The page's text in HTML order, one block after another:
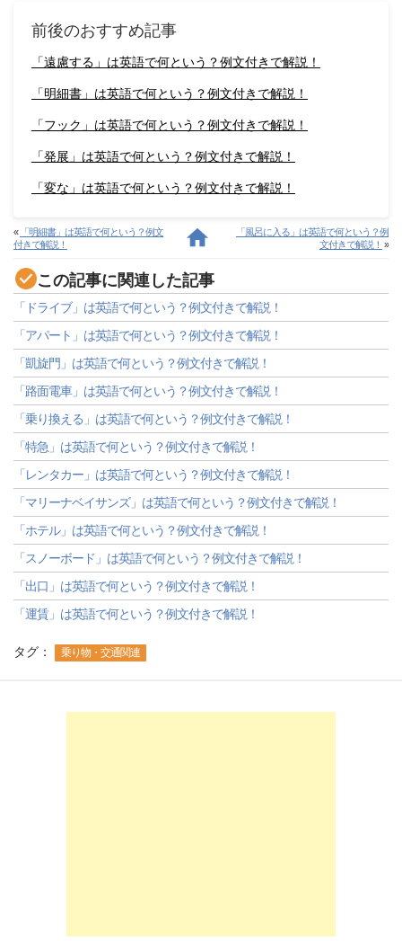
前後のおすすめ記事
「遠慮する」は英語で何という？例文付きで解説！
「明細書」は英語で何という？例文付きで解説！
「フック」は英語で何という？例文付きで解説！
「発展」は英語で何という？例文付きで解説！
「変な」は英語で何という？例文付きで解説！
« 「明細書」は英語で何という？例文
付きで解説！
「風呂に入る」は英語で何という？例
文付きで解説！ »
この記事に関連した記事
「ドライブ」は英語で何という？例文付きで解説！
「アパート」は英語で何という？例文付きで解説！
「凱旋門」は英語で何という？例文付きで解説！
「路面電車」は英語で何という？例文付きで解説！
「乗り換える」は英語で何という？例文付きで解説！
「特急」は英語で何という？例文付きで解説！
「レンタカー」は英語で何という？例文付きで解説！
「マリーナベイサンズ」は英語で何という？例文付きで解説！
「ホテル」は英語で何という？例文付きで解説！
「スノーボード」は英語で何という？例文付きで解説！
「出口」は英語で何という？例文付きで解説！
「運賃」は英語で何という？例文付きで解説！
タグ： 乗り物・交通関連